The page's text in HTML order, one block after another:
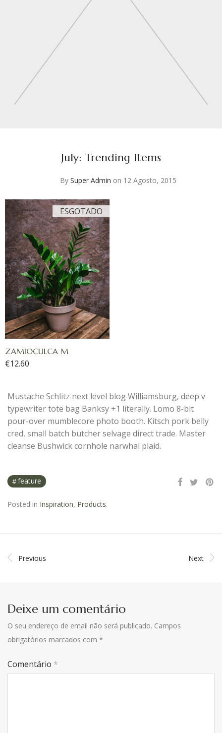
July: Trending Items
By Super Admin on 12 Agosto, 2015
ZAMIOCULCA M
€12.60
Mustache Schlitz next level blog Williamsburg, deep v
typewriter tote bag Banksy +1 literally. Lomo 8-bit
pour-over mumblecore photo booth. Kitsch pork belly
cred, small batch butcher selvage direct trade. Master
cleanse Bushwick cornhole narwhal plaid.
feature
Posted in Inspiration, Products.
Previous Next
Deixe um comentário
O seu endereço de email não será publicado. Campos
obrigatórios marcados com *
Comentário *